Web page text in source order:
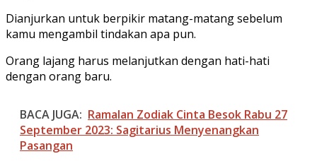
Dianjurkan untuk berpikir matang-matang sebelum
kamu mengambil tindakan apa pun.
Orang lajang harus melanjutkan dengan hati-hati
dengan orang baru.
BACA JUGA: Ramalan Zodiak Cinta Besok Rabu 27
September 2023: Sagitarius Menyenangkan
Pasangan